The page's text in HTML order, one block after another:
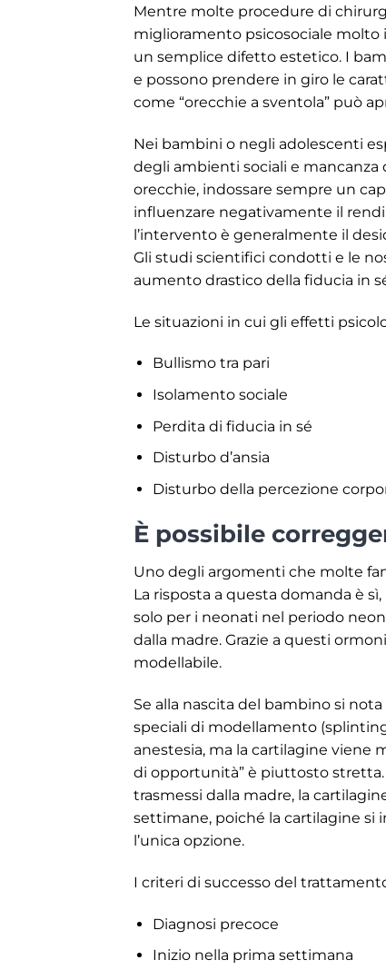
Mentre molte procedure di
miglioramento psicosociale
un semplice difetto estetico. I
e possono prendere in giro le
come “orecchie a sventola” può
Nei bambini o negli adolescenti
degli ambienti sociali e mancanza
orecchie, indossare sempre un
influenzare negativamente il
l’intervento è generalmente il
Gli studi scientifici condotti e le
aumento drastico della fiducia in
Le situazioni in cui gli effetti
Bullismo tra pari
Isolamento sociale
Perdita di fiducia in sé
Disturbo d’ansia
Disturbo della percezione
È possibile
Uno degli argomenti che molte
La risposta a questa domanda è
solo per i neonati nel periodo
dalla madre. Grazie a questi
modellabile.
Se alla nascita del bambino si
speciali di modellamento
anestesia, ma la cartilagine viene
di opportunità” è piuttosto
trasmessi dalla madre, la
settimane, poiché la cartilagine
l’unica opzione.
I criteri di successo del
Diagnosi precoce
Inizio nella prima settimana